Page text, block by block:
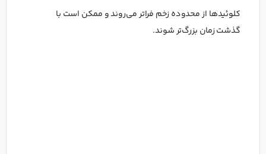
کلوئیدها از محدوده زخم فراتر می‌روند و ممکن است با
گذشت زمان بزرگ‌تر شوند.